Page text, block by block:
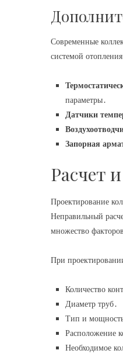
Современные
системой
параметры․
Датчики
Запорная
Расчет
Проектирование
Неправильный
множество
При
Количество
Диаметр труб․
Тип и мощность
Расположение
Необходимое